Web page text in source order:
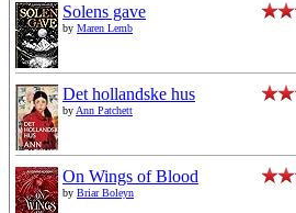
Solens gave
by Maren Lemb
Det hollandske hus
by Ann Patchett
On Wings of Blood
by Briar Boleyn